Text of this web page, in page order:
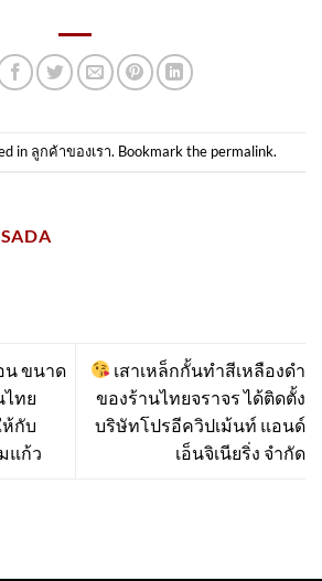
in ลูกค้าของเรา. Bookmark the permalink.
น ขนาด
ไทย
ห้กับ
แก้ว
เสาเหล็กกั้นทำสีเหลืองดำ
ของร้านไทยจราจร ได้ติดตั้ง
บริษัทโปรอีควิปเม้นท์ แอนด์
เอ็นจิเนียริ่ง จำกัด